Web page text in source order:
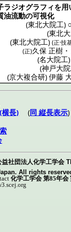
ラジオグラフィを用
油流動の可視化
(東北大院工) ○
(東北
(東北大院工) (正·技
(正)久保 正樹・
(名大院工)
(神戸大
(京大複合研) 伊藤
横長) (同 縦長表示)
益社団法人化学工学会
Chemical Engineers, Japan. All rights
化学工学会 第85年会